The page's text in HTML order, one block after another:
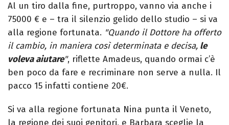
Al un tiro dalla fine, purtroppo, vanno via anche i
75000 € e – tra il silenzio gelido dello studio – si va
alla regione fortunata. "Quando il Dottore ha offerto
il cambio, in maniera così determinata e decisa, le
voleva aiutare", riflette Amadeus, quando ormai c’è
ben poco da fare e recriminare non serve a nulla. Il
pacco 15 infatti contiene 20€.
Si va alla regione fortunata Nina punta il Veneto,